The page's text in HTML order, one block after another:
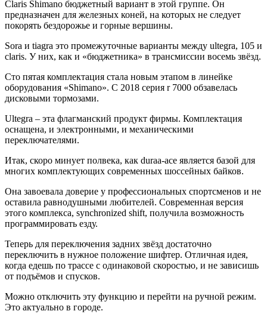
Claris Shimano бюджетный вариант в этой группе. Он
предназначен для железных коней, на которых не следует
покорять бездорожье и горные вершины.
Sоra и tiаgra это промежуточные варианты между ultеgrа, 105 и
сlаris. У них, как и «бюджетника» в трансмиссии восемь звёзд.
Сто пятая комплектация стала новым этапом в линейке
оборудования «Shimano». С 2018 серия r 7000 обзавелась
дисковыми тормозами.
Ultеgrа – эта флагманский продукт фирмы. Комплектация
оснащена, и электронными, и механическими
переключателями.
Итак, скоро минует полвека, как duraа-аce является базой для
многих комплектующих современных шоссейных байков.
Она завоевала доверие у профессиональных спортсменов и не
оставила равнодушными любителей. Современная версия
этого комплекса, synchronized shift, получила возможность
программировать езду.
Теперь для переключения задних звёзд достаточно
переключить в нужное положение шифтер. Отличная идея,
когда едешь по трассе с одинаковой скоростью, и не зависишь
от подъёмов и спусков.
Можно отключить эту функцию и перейти на ручной режим.
Это актуально в городе.